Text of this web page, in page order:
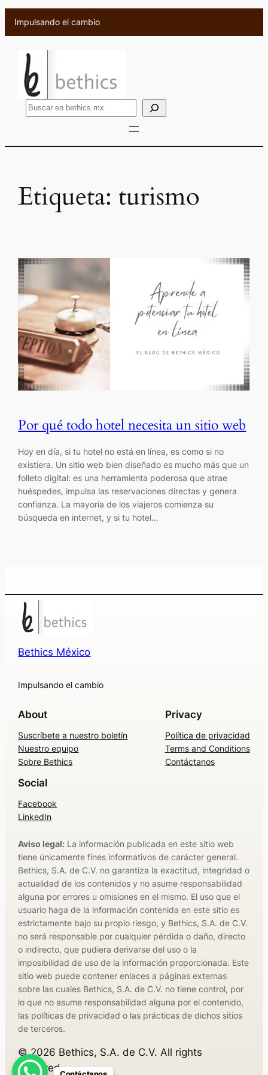
Saltar
contenido
Impulsando el cambio
B
Etiqueta: turismo
Por qué todo hotel necesita un sitio web
Hoy en día, si tu hotel no está en línea, es como si no
existiera. Un sitio web bien diseñado es mucho más que un
folleto digital: es una herramienta poderosa que atrae
huéspedes, impulsa las reservaciones directas y genera
confianza. La mayoría de los viajeros comienza su
búsqueda en internet, y si tu hotel…
Bethics México
Impulsando el cambio
About
Suscríbete a nuestro boletín
Nuestro equipo
Sobre Bethics
Privacy
Política de privacidad
Terms and Conditions
Contáctanos
Social
Facebook
LinkedIn
Aviso legal: La información publicada en este sitio web
tiene únicamente fines informativos de carácter general.
Bethics, S.A. de C.V. no garantiza la exactitud, integridad o
actualidad de los contenidos y no asume responsabilidad
alguna por errores u omisiones en el mismo. El uso que el
usuario haga de la información contenida en este sitio es
estrictamente bajo su propio riesgo, y Bethics, S.A. de C.V.
no será responsable por cualquier pérdida o daño, directo
o indirecto, que pudiera derivarse del uso o la
imposibilidad de uso de la información proporcionada. Este
sitio web puede contener enlaces a páginas externas
sobre las cuales Bethics, S.A. de C.V. no tiene control, por
lo que no asume responsabilidad alguna por el contenido,
las políticas de privacidad o las prácticas de dichos sitios
de terceros.
©2026 Bethics, S.A. de C.V. All rights
reserved.